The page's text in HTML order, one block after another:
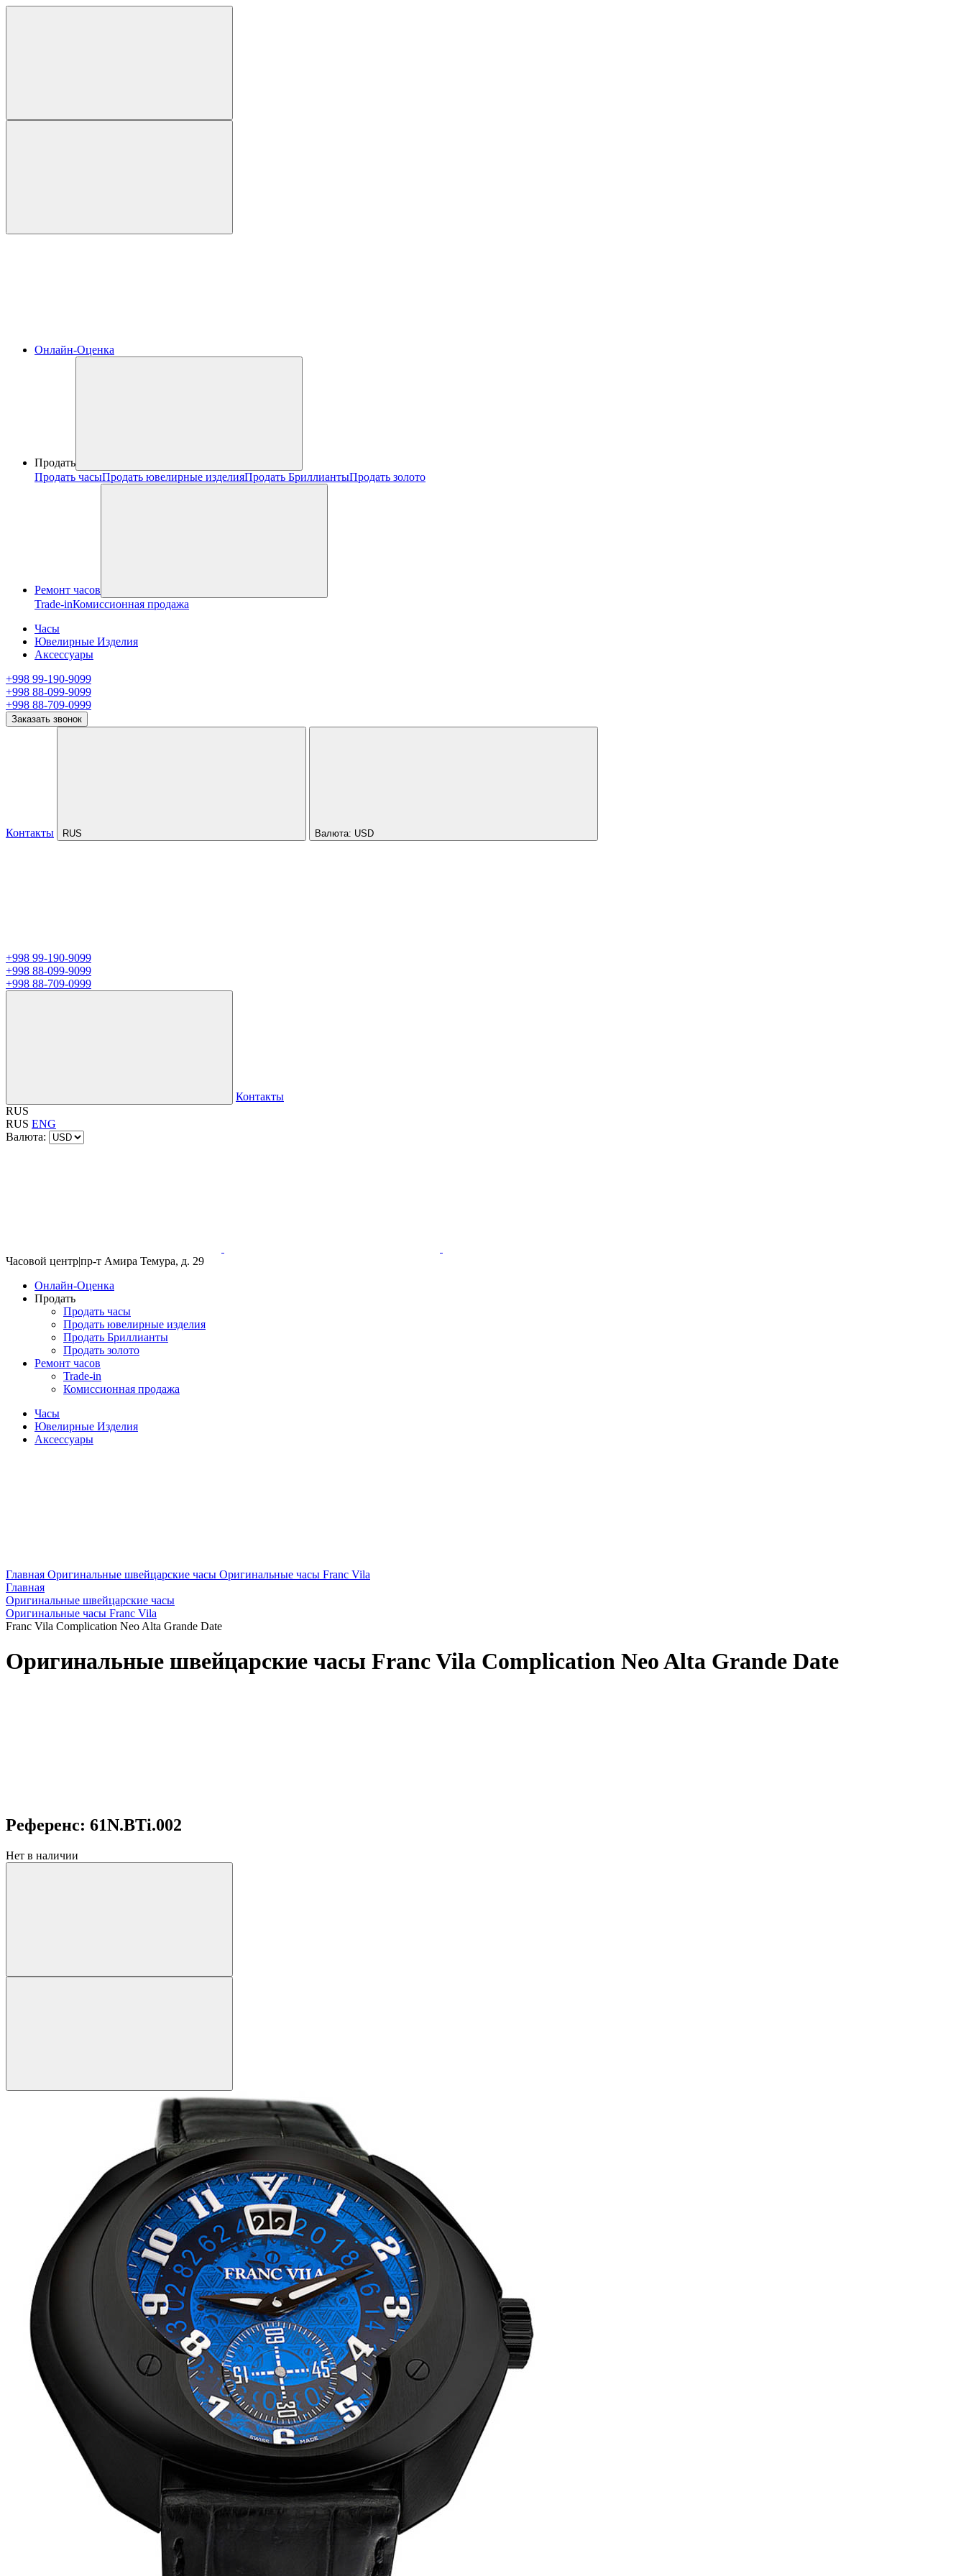
Онлайн-Оценка
Продать
Продать часыПродать ювелирные изделияПродать БриллиантыПродать золото
Ремонт часов
Trade-inКомиссионная продажа
Часы
Ювелирные Изделия
Аксессуары
+998 99-190-9099
+998 88-099-9099
+998 88-709-0999
Заказать звонок
Контакты RUS Валюта: USD
+998 99-190-9099
+998 88-099-9099
+998 88-709-0999
Контакты
RUS
RUS ENG
Валюта:
Часовой центр|пр-т Амира Темура, д. 29
Онлайн-Оценка
Продать
Продать часы
Продать ювелирные изделия
Продать Бриллианты
Продать золото
Ремонт часов
Trade-in
Комиссионная продажа
Часы
Ювелирные Изделия
Аксессуары
Главная Оригинальные швейцарские часы Оригинальные часы Franc Vila
Главная
Оригинальные швейцарские часы
Оригинальные часы Franc Vila
Franc Vila Complication Neo Alta Grande Date
Оригинальные швейцарские часы Franc Vila Complication Neo Alta Grande Date
Референс: 61N.BTi.002
Нет в наличии